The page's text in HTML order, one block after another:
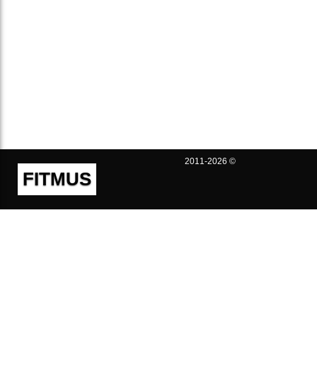
FITMUS
2011-2026 ©